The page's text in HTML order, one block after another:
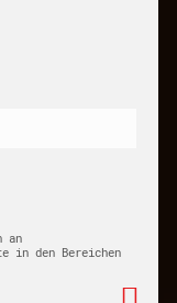
an
in den Bereichen